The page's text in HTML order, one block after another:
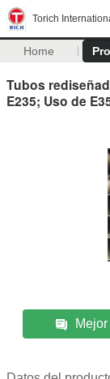
Torich
Home
Tubos
E235; Uso de